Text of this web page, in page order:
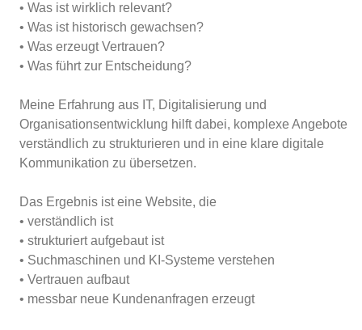
• Was ist wirklich relevant?
• Was ist historisch gewachsen?
• Was erzeugt Vertrauen?
• Was führt zur Entscheidung?
Meine Erfahrung aus IT, Digitalisierung und
Organisationsentwicklung hilft dabei, komplexe Angebote
verständlich zu strukturieren und in eine klare digitale
Kommunikation zu übersetzen.
Das Ergebnis ist eine Website, die
• verständlich ist
• strukturiert aufgebaut ist
• Suchmaschinen und KI-Systeme verstehen
• Vertrauen aufbaut
• messbar neue Kundenanfragen erzeugt